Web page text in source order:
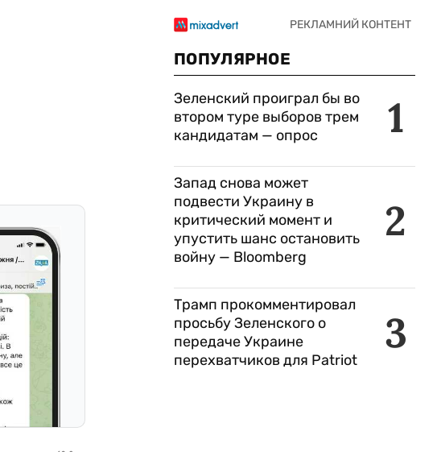
ПОПУЛЯРНОЕ
1
Зеленский проиграл бы во
втором туре выборов трем
кандидатам — опрос
2
Запад снова может
подвести Украину в
критический момент и
упустить шанс остановить
войну — Bloomberg
3
Трамп прокомментировал
просьбу Зеленского о
передаче Украине
перехватчиков для Patriot